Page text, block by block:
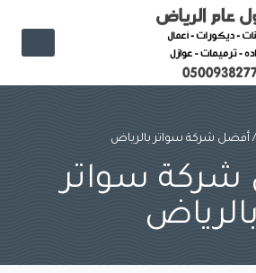
/ أفضل شركة سواتر بالرياض
سواتر
بالرياض